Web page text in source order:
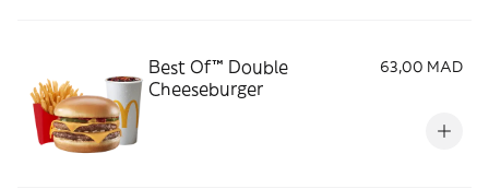
Best Of™ Double
Cheeseburger
63,00 MAD